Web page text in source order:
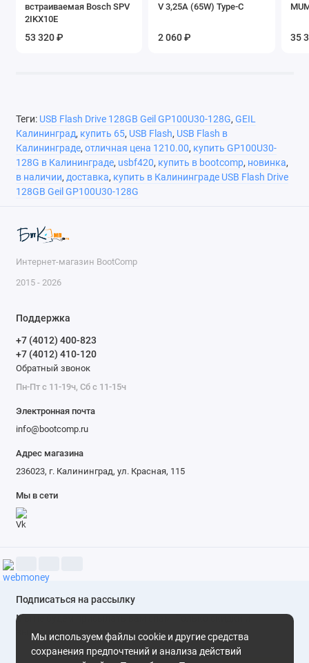
встраиваемая Bosch SPV
2IKX10E
53 320 ₽
V 3,25A (65W) Type-C
2 060 ₽ 35
Теги: USB Flash Drive 128GB Geil GP100U30-128G, GEIL
Калининград, купить 65, USB Flash, USB Flash в
Калининграде, отличная цена 1210.00, купить GP100U30-
128G в Калининграде, usbf420, купить в bootcomp, новинка,
в наличии, доставка, купить в Калининграде USB Flash Drive
128GB Geil GP100U30-128G
Мы используем файлы cookie и другие средства
сохранения предпочтений и анализа действий
Интернет-магазин BootComp
2015 - 2026
Поддержка
+7 (4012) 400-823
+7 (4012) 410-120
Обратный звонок
Пн-Пт с 11-19ч, Сб с 11-15ч
Электронная почта
info@bootcomp.ru
Адрес магазина
236023, г. Калининград, ул. Красная, 115
Мы в сети
Подписаться на рассылку
Мы не будем присылать вам спам. Только скидки и
выгодные предложения